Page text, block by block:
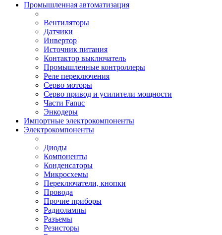
Промышленная автоматизация
Вентиляторы
Датчики
Инвертор
Источник питания
Контактор выключатель
Промышленные контроллеры
Реле переключения
Серво моторы
Серво привод и усилители мощности
Части Fanuc
Энкодеры
Импортные электрокомпоненты
Электрокомпоненты
Диоды
Компоненты
Конденсаторы
Микросхемы
Переключатели, кнопки
Провода
Прочие приборы
Радиолампы
Разъемы
Резисторы